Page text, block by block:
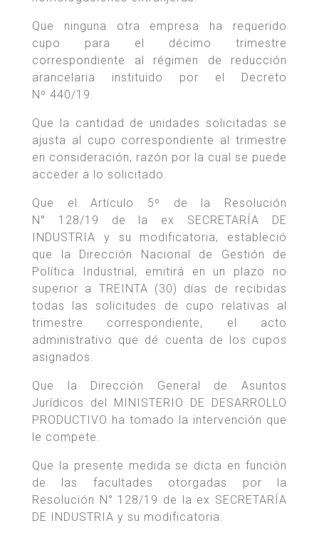
Que ninguna otra empresa ha requerido
cupo para el décimo trimestre
correspondiente al régimen de reducción
arancelaria instituido por el Decreto
Nº 440/19.
Que la cantidad de unidades solicitadas se
ajusta al cupo correspondiente al trimestre
en consideración, razón por la cual se puede
acceder a lo solicitado.
Que el Artículo 5º de la Resolución
N° 128/19 de la ex SECRETARÍA DE
INDUSTRIA y su modificatoria, estableció
que la Dirección Nacional de Gestión de
Política Industrial, emitirá en un plazo no
superior a TREINTA (30) días de recibidas
todas las solicitudes de cupo relativas al
trimestre correspondiente, el acto
administrativo que dé cuenta de los cupos
asignados.
Que la Dirección General de Asuntos
Jurídicos del MINISTERIO DE DESARROLLO
PRODUCTIVO ha tomado la intervención que
le compete.
Que la presente medida se dicta en función
de las facultades otorgadas por la
Resolución N° 128/19 de la ex SECRETARÍA
DE INDUSTRIA y su modificatoria.